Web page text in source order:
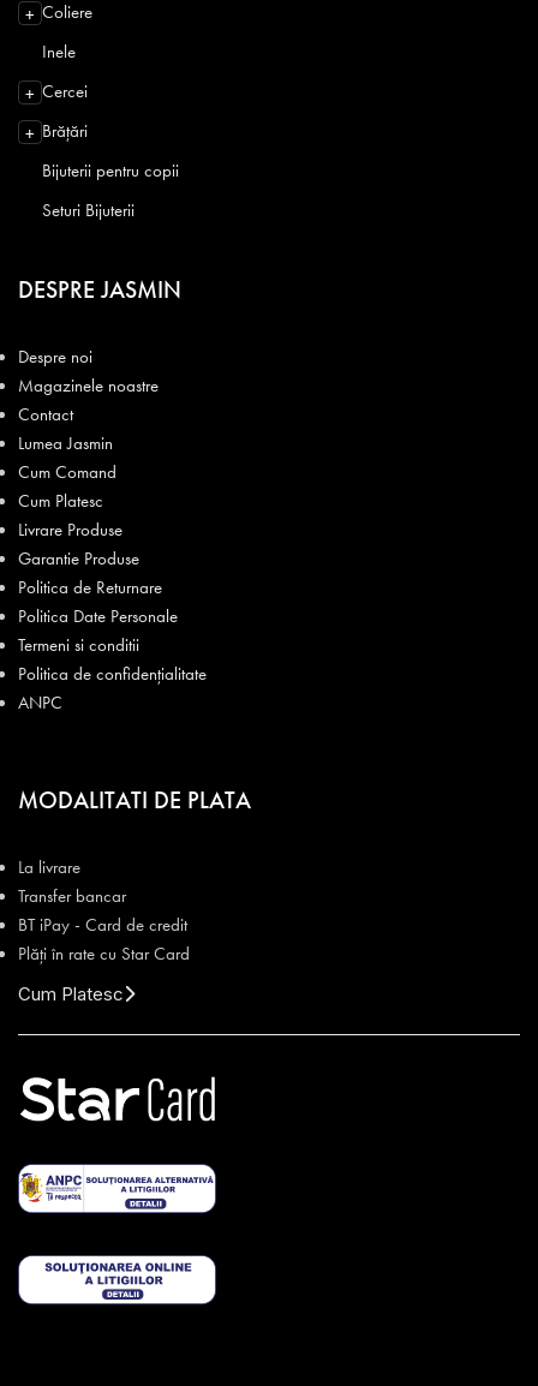
+ Coliere
Inele
+ Cercei
+ Brățări
Bijuterii pentru copii
Seturi Bijuterii
DESPRE JASMIN
Despre noi
Magazinele noastre
Contact
Lumea Jasmin
Cum Comand
Cum Platesc
Livrare Produse
Garantie Produse
Politica de Returnare
Politica Date Personale
Termeni si conditii
Politica de confidențialitate
ANPC
MODALITATI DE PLATA
La livrare
Transfer bancar
BT iPay - Card de credit
Plăți în rate cu Star Card
Cum Platesc